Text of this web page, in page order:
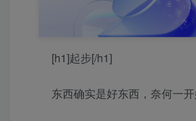
[h1]起步[/h1]
东西确实是好东西，奈何一